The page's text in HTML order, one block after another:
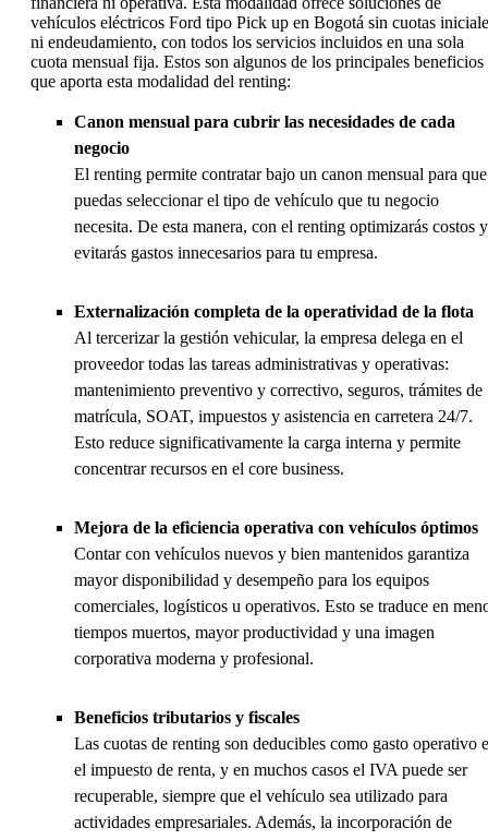
vehículos eléctricos Ford tipo Pick up en Bogotá sin cuotas
ni endeudamiento, con todos los servicios incluidos en una sola
cuota mensual fija. Estos son algunos de los principales beneficios
que aporta esta modalidad del renting:
Canon mensual para cubrir las necesidades de cada
negocio
El renting permite contratar bajo un canon mensual para que
puedas seleccionar el tipo de vehículo que tu negocio
necesita. De esta manera, con el renting optimizarás costos y
evitarás gastos innecesarios para tu empresa.
Externalización completa de la operatividad de la flota
Al tercerizar la gestión vehicular, la empresa delega en el
proveedor todas las tareas administrativas y operativas:
mantenimiento preventivo y correctivo, seguros, trámites de
matrícula, SOAT, impuestos y asistencia en carretera 24/7.
Esto reduce significativamente la carga interna y permite
concentrar recursos en el core business.
Mejora de la eficiencia operativa con vehículos óptimos
Contar con vehículos nuevos y bien mantenidos garantiza
mayor disponibilidad y desempeño para los equipos
comerciales, logísticos u operativos. Esto se traduce en
tiempos muertos, mayor productividad y una imagen
corporativa moderna y profesional.
Beneficios tributarios y fiscales
Las cuotas de renting son deducibles como gasto operativo
el impuesto de renta, y en muchos casos el IVA puede ser
recuperable, siempre que el vehículo sea utilizado para
actividades empresariales. Además, la incorporación de